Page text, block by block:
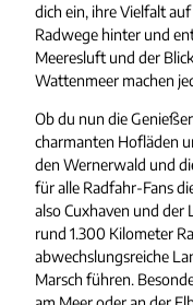
dich ein, ihre Vielfalt
Radwege hinter und
Meeresluft und der
Wattenmeer machen
Ob du nun die
charmanten Hofläden
den Wernerwald und
für alle Radfahr-Fans
also Cuxhaven und
rund 1.300 Kilometer
abwechslungsreiche
Marsch führen.